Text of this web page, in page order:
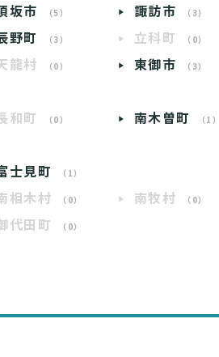
坂市 （5） 諏訪市 （3）
野町 （3） 立科町 （0）
龍村 （0） 東御市 （3）
和町 （0） 南木曽町 （1）
士見町 （1）
相木村 （0） 南牧村 （0）
代田町 （0）